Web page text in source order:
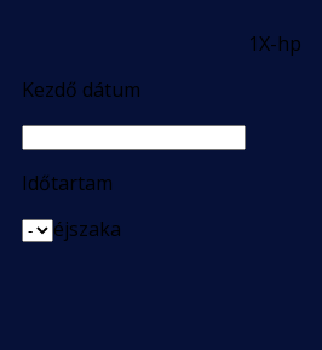
1X-hp
Kezdő dátum
Időtartam
éjszaka